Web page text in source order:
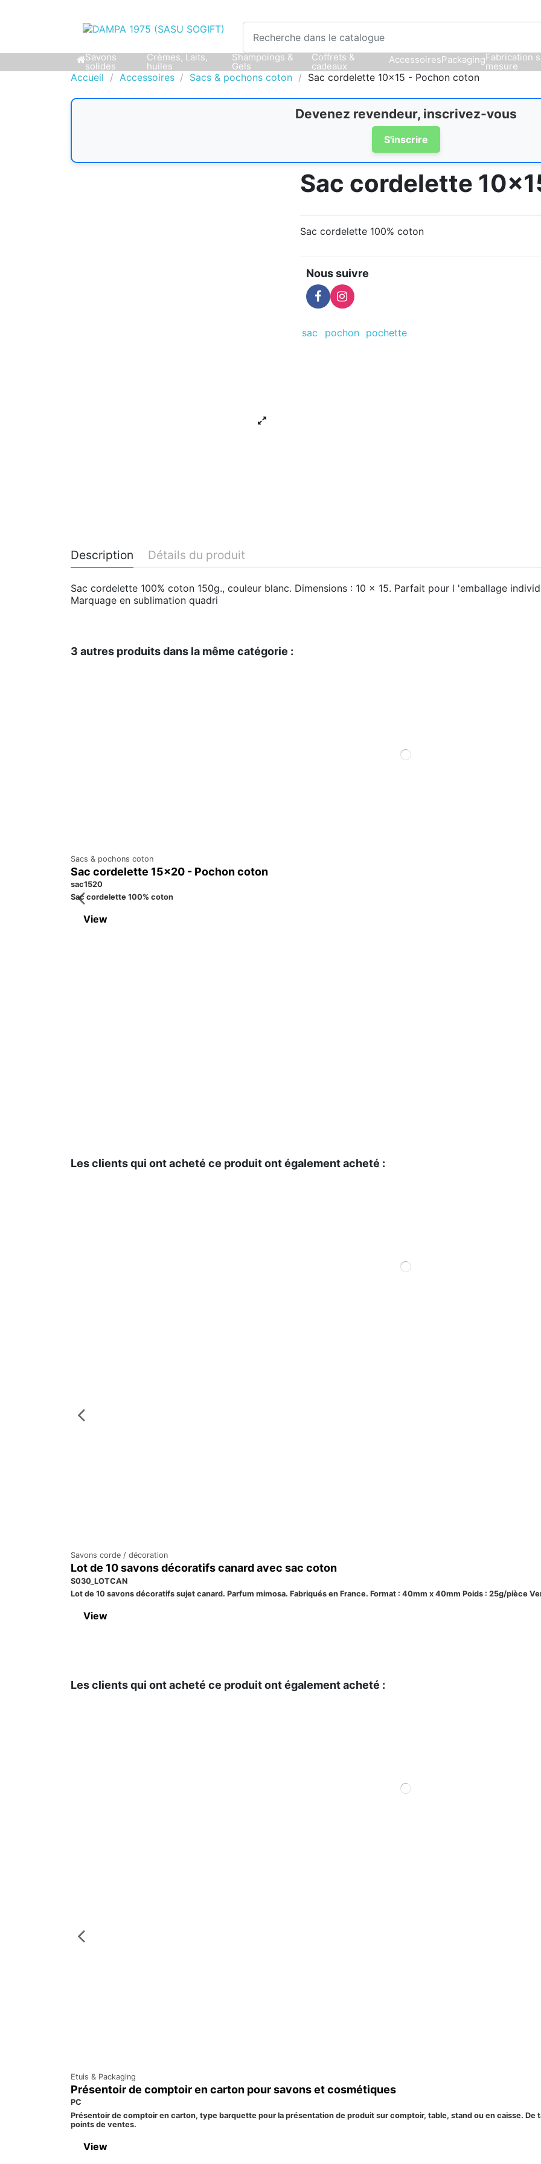
Savons
solides
Crèmes, Laits,
huiles
Shampoings &
Gels
Coffrets &
cadeaux
AccessoiresPackagingFabrication
mesure
Accueil Accessoires Sacs & pochons coton Sac cordelette 10x15 - Pochon coton
Devenez revendeur, inscrivez-vous
S'inscrire
Sac cordelette
Sac cordelette 100% coton
Nous suivre
sac pochon pochette
Description Détails du produit
Sac cordelette 100% coton 150g., couleur blanc. Dimensions : 10 x 15. Parfait pour l 'emballage
Marquage en sublimation quadri
3 autres produits dans la même catégorie :
Sacs & pochons coton
Sac cordelette 15x20 - Pochon coton
sac1520
Sac cordelette 100% coton
View
Les clients qui ont acheté ce produit ont également acheté :
Savons corde / décoration
Lot de 10 savons décoratifs canard avec sac coton
S030_LOTCAN
Lot de 10 savons décoratifs sujet canard. Parfum mimosa. Fabriqués en France. Format : 40mm x 40mm Poids : 25g/pièce
View
Les clients qui ont acheté ce produit ont également acheté :
Etuis & Packaging
Présentoir de comptoir en carton pour savons et cosmétiques
PC
Présentoir de comptoir en carton, type barquette pour la présentation de produit sur comptoir, table, stand ou en caisse.
points de ventes.
View